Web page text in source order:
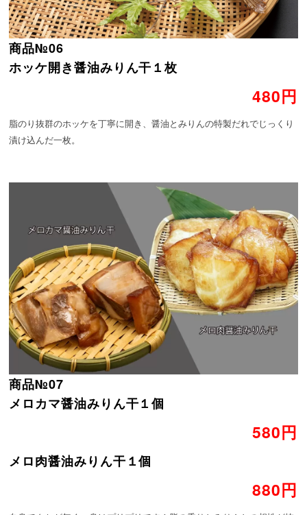
商品№06
ホッケ開き醤油みりん干１枚
480円
脂のり抜群のホッケを丁寧に開き、醤油とみりんの特製だれでじっくり
漬け込んだ一枚。
商品№07
メロカマ醤油みりん干１個
580円
メロ肉醤油みりん干１個
880円